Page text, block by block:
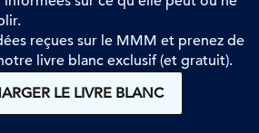
reçues sur le MMM et prenez de
livre blanc exclusif (et gratuit).
LE LIVRE BLANC